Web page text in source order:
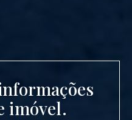
imóvel.